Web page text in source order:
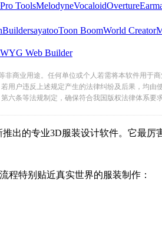
Pro ToolsMelodyneVocaloidOverture
sayatooToon BoomWorld Creator
Web Builder
商业用途。任何单位或个人若需将本软件用于
户违反上述规定产生的法律纠纷及后果，均
六条等法规制定，确保符合我国版权法律体系要
的专业3D服装设计软件。它最厉
别贴近真实世界的服装制作：